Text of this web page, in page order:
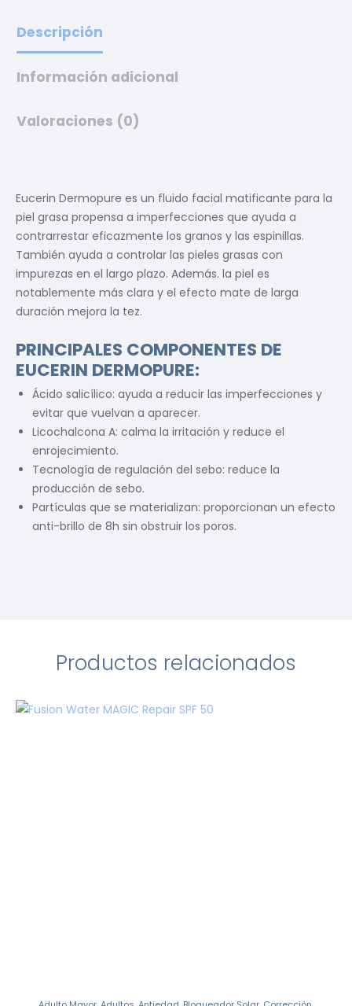
Descripción
Información adicional
Valoraciones (0)
Eucerin Dermopure es un fluido facial matificante para la
piel grasa propensa a imperfecciones que ayuda a
contrarrestar eficazmente los granos y las espinillas.
También ayuda a controlar las pieles grasas con
impurezas en el largo plazo. Además. la piel es
notablemente más clara y el efecto mate de larga
duración mejora la tez.
PRINCIPALES COMPONENTES DE
EUCERIN DERMOPURE:
Ácido salicílico: ayuda a reducir las imperfecciones y
evitar que vuelvan a aparecer.
Licochalcona A: calma la irritación y reduce el
enrojecimiento.
Tecnología de regulación del sebo: reduce la
producción de sebo.
Partículas que se materializan: proporcionan un efecto
anti-brillo de 8h sin obstruir los poros.
Productos relacionados